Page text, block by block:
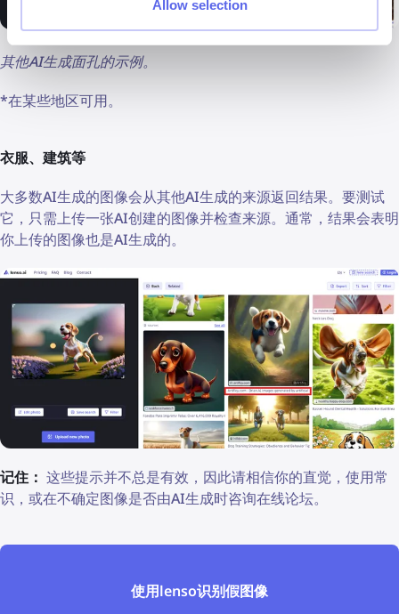
Allow selection
其他AI生成面孔的示例。
*在某些地区可用。
衣服、建筑等
大多数AI生成的图像会从其他AI生成的来源返回结果。要测试
它，只需上传一张AI创建的图像并检查来源。通常，结果会表明
你上传的图像也是AI生成的。
记住： 这些提示并不总是有效，因此请相信你的直觉，使用常
识，或在不确定图像是否由AI生成时咨询在线论坛。
使用lenso识别假图像